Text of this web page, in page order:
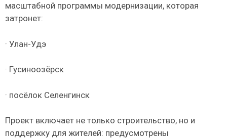
масштабной программы модернизации, которая
затронет:
· Улан-Удэ
· Гусиноозёрск
· посёлок Селенгинск
Проект включает не только строительство, но и
поддержку для жителей: предусмотрены